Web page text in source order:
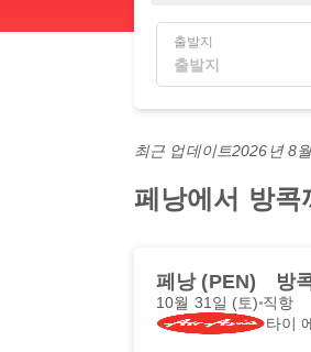
출발지
최근 업데이트2026년 8
페낭에서 방콕
페낭 (PEN) 방
10월 31일 (토) 직항
타이